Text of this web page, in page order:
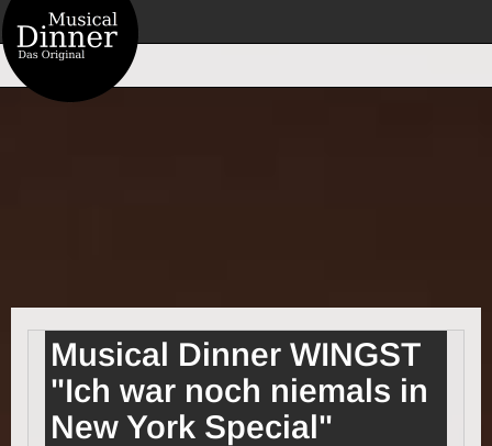
Musical Dinner WINGST
"Ich war noch niemals in
New York Special"